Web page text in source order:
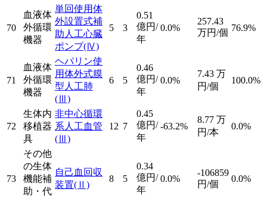
70
血液体
外循環
機器
単回使用体
外設置式補
助人工心臓
ポンプ(Ⅳ)
5 3
0.51
億円/
年
0.0%
257.43
万円/個 76.9%
71
血液体
外循環
機器
ヘパリン使
用体外式膜
型人工肺
(Ⅲ)
6 5
0.46
億円/
年
0.0%
7.43 万
円/個
100.0%
72
生体内
移植器
具
非中心循環
系人工血管
(Ⅲ)
12 7
0.45
億円/
年
-63.2%
8.77 万
円/本
0.0%
73
その他
の生体
機能補
助・代
自己血回収
装置(Ⅱ)
8 5
0.34
億円/
年
0.0%
-106859
円/個
0.0%